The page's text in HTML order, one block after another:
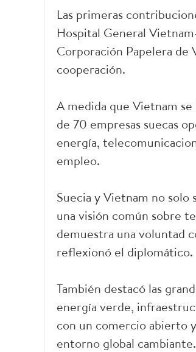
Las primeras
Hospital General
Corporación Papelera de
cooperación.
A medida que Vietnam
de 70 empresas suecas
energía,
empleo.
Suecia y Vietnam no
una visión común sobre
demuestra una voluntad
reflexionó el diplomático.
También destacó las
energía verde,
con un comercio abierto
entorno global cambiante.